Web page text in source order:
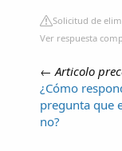
Solicitud de
Ver respuesta
← Articolo
¿Cómo
pregunta que
no?